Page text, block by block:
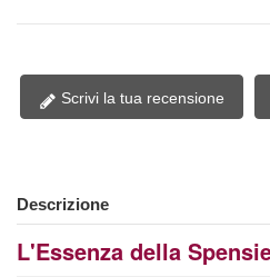
Scrivi la tua recensione
Descrizione
L'Essenza della